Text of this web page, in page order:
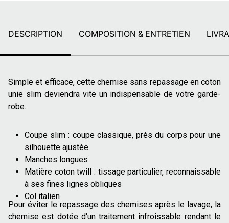
DESCRIPTION COMPOSITION & ENTRETIEN
Simple et efficace, cette chemise sans repassage en coton
unie slim deviendra vite un indispensable de votre garde-
robe.
Coupe slim : coupe classique, près du corps pour une
silhouette ajustée
Manches longues
Matière coton twill : tissage particulier, reconnaissable
à ses fines lignes obliques
Col italien
Pour éviter le repassage des chemises après le lavage, la
chemise est dotée d'un traitement infroissable rendant le